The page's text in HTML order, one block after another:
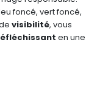
foncé, vert foncé,
visibilité, vous
en une